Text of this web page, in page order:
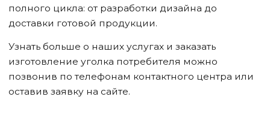
полного цикла: от разработки дизайна до
доставки готовой продукции.
Узнать больше о наших услугах и заказать
изготовление уголка потребителя можно
позвонив по телефонам контактного центра или
оставив заявку на сайте.